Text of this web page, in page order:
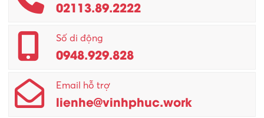
Promotion Girl (PG)
Quản lý – Giám đốc
Quản lý chất lượng – QC
Quản lý sản xuất
Quản trị kinh doanh
02113.89.2222
Số di động
0948.929.828
Email hỗ trợ
lienhe@vinhphuc.work